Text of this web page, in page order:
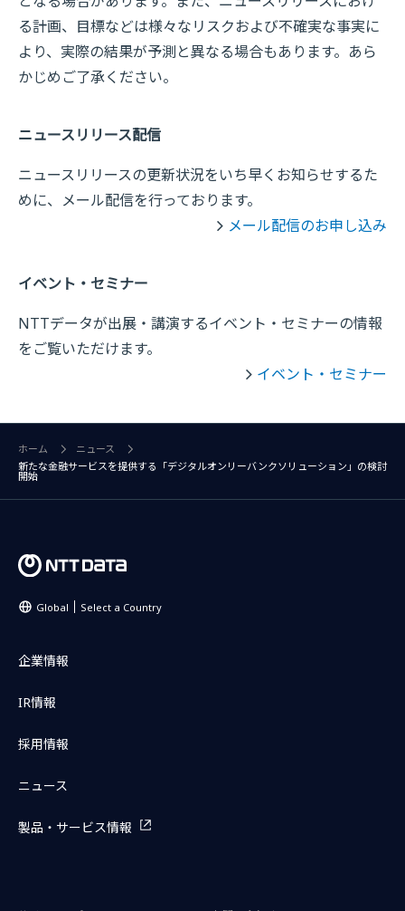
る計画、目標などは様々なリスクおよび不確実な事実に
より、実際の結果が予測と異なる場合もあります。あら
かじめご了承ください。
ニュースリリース配信
ニュースリリースの更新状況をいち早くお知らせするた
めに、メール配信を行っております。
メール配信のお申し込み
イベント・セミナー
NTTデータが出展・講演するイベント・セミナーの情報
をご覧いただけます。
イベント・セミナー
ホーム
ニュース
新たな金融サービスを提供する「デジタルオンリーバンクソリューション」の検討
開始
Global Select a Country
企業情報
IR情報
採用情報
ニュース
製品・サービス情報